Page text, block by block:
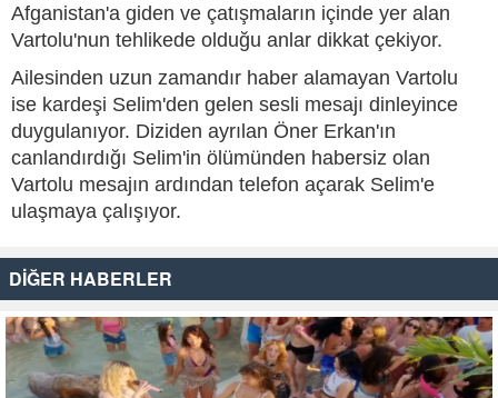
Afganistan'a giden ve çatışmaların içinde yer alan
Vartolu'nun tehlikede olduğu anlar dikkat çekiyor.
Ailesinden uzun zamandır haber alamayan Vartolu
ise kardeşi Selim'den gelen sesli mesajı dinleyince
duygulanıyor. Diziden ayrılan Öner Erkan'ın
canlandırdığı Selim'in ölümünden habersiz olan
Vartolu mesajın ardından telefon açarak Selim'e
ulaşmaya çalışıyor.
DİĞER HABERLER